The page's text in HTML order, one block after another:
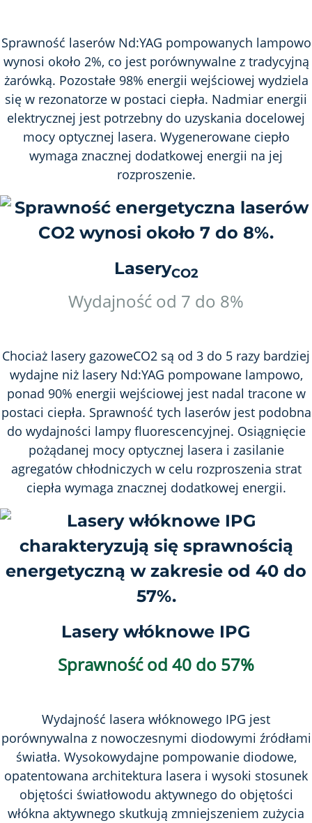
Sprawność laserów Nd:YAG pompowanych lampowo
wynosi około 2%, co jest porównywalne z tradycyjną
żarówką. Pozostałe 98% energii wejściowej wydziela
się w rezonatorze w postaci ciepła. Nadmiar energii
elektrycznej jest potrzebny do uzyskania docelowej
mocy optycznej lasera. Wygenerowane ciepło
wymaga znacznej dodatkowej energii na jej
rozproszenie.
LaseryCO2
Wydajność od 7 do 8%
Chociaż lasery gazoweCO2 są od 3 do 5 razy bardziej
wydajne niż lasery Nd:YAG pompowane lampowo,
ponad 90% energii wejściowej jest nadal tracone w
postaci ciepła. Sprawność tych laserów jest podobna
do wydajności lampy fluorescencyjnej. Osiągnięcie
pożądanej mocy optycznej lasera i zasilanie
agregatów chłodniczych w celu rozproszenia strat
ciepła wymaga znacznej dodatkowej energii.
Lasery włóknowe IPG
Sprawność od 40 do 57%
Wydajność lasera włóknowego IPG jest
porównywalna z nowoczesnymi diodowymi źródłami
światła. Wysokowydajne pompowanie diodowe,
opatentowana architektura lasera i wysoki stosunek
objętości światłowodu aktywnego do objętości
włókna aktywnego skutkują zmniejszeniem zużycia